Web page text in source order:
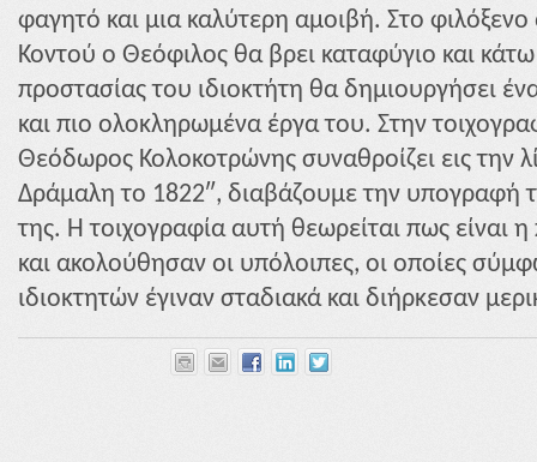
φαγητό και μια καλύτερη αμοιβή. Στο
Κοντού ο Θεόφιλος θα βρει καταφύγιο και
προστασίας του ιδιοκτήτη θα δημιουργήσει
και πιο ολοκληρωμένα έργα του. Στην
Θεόδωρος Κολοκοτρώνης συναθροίζει εις την
Δράμαλη το 1822″, διαβάζουμε την υπογραφή
της. Η τοιχογραφία αυτή θεωρείται πως είναι
και ακολούθησαν οι υπόλοιπες, οι οποίες
ιδιοκτητών έγιναν σταδιακά και διήρκεσαν